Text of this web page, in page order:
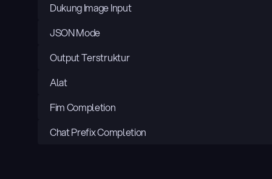
Dukung Image Input
JSON Mode
Output Terstruktur
Alat
Fim Completion
Chat Prefix Completion